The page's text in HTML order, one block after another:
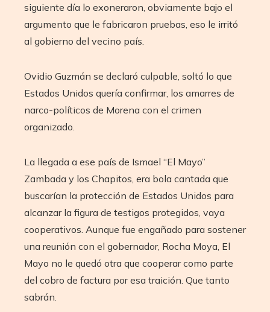
siguiente día lo exoneraron, obviamente bajo el
argumento que le fabricaron pruebas, eso le irritó
al gobierno del vecino país.
Ovidio Guzmán se declaró culpable, soltó lo que
Estados Unidos quería confirmar, los amarres de
narco-políticos de Morena con el crimen
organizado.
La llegada a ese país de Ismael “El Mayo”
Zambada y los Chapitos, era bola cantada que
buscarían la protección de Estados Unidos para
alcanzar la figura de testigos protegidos, vaya
cooperativos. Aunque fue engañado para sostener
una reunión con el gobernador, Rocha Moya, El
Mayo no le quedó otra que cooperar como parte
del cobro de factura por esa traición. Que tanto
sabrán.